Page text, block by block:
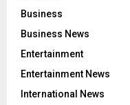
Business
Business News
Entertainment
Entertainment News
International News